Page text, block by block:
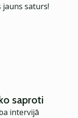
jauns saturs!
saproti
intervijā